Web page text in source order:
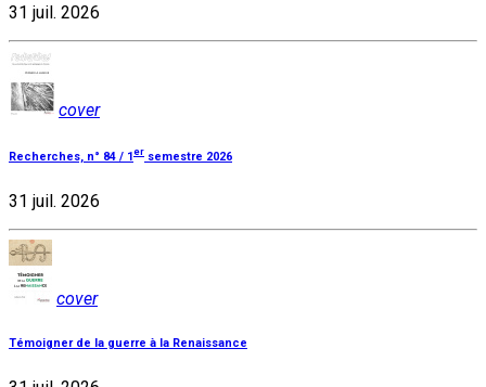
31 juil. 2026
cover
Recherches, n° 84 / 1 er semestre 2026
31 juil. 2026
cover
Témoigner de la guerre à la Renaissance